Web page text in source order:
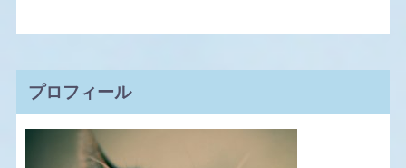
プロフィール